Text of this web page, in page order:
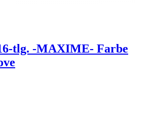
tlg. -MAXIME- Farbe